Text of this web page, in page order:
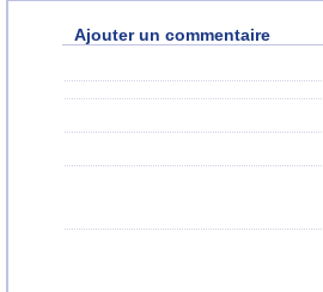
Ajouter un commentaire